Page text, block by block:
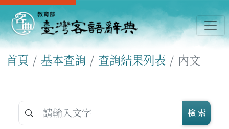
首頁 基本查詢 查詢結果列表 內文
檢 索